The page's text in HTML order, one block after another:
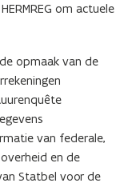
om actuele
opmaak van de
van federale,
en de
Statbel voor de